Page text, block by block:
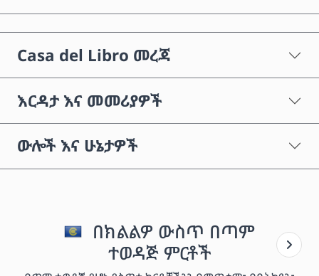
Casa del Libro መረጃ
እርዳታ እና መመሪያዎች
ውሎች እና ሁኔታዎች
በክልልዎ ውስጥ በጣም
ተወዳጅ ምርቶች